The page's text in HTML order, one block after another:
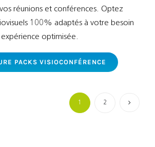
réunions et conférences. Optez
100% adaptés à votre besoin
optimisée.
PACKS VISIOCONFÉRENCE
1 2